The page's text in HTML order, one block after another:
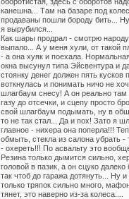
канешна... Там на базаре под
продаваны пошли бороду бить...
я вырубился...
Как шары продрал - смотрю народу
выпало... А у меня хули, от такой
- а она хуяк и поехала.
окна высунул типа Эйсвентура и
стоянку денег должен пять
воткнулась и понимать ничо не
шлагбаум снесу! А он реально
газу до отсечки, и сцепу просто
свой шлагбаум подымать, ну в
то не так стал... Да и пох! Зато я
главное - нихера она поперла!!!
обмыть, стекла из салона убрать
- охереть!!! По асвальту это
Резина только дымится сильно,
головой в пазик, а он сцуко
так чтоб до гаража дотянуть... Ну
только тряпок сильно много,
тянет, это наверно из-за колеса....